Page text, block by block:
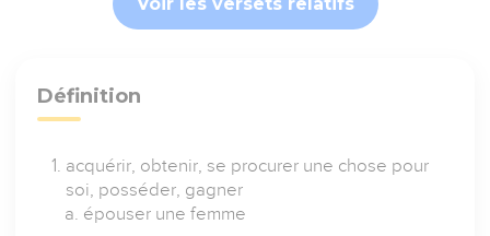
Définition
acquérir, obtenir, se procurer une chose pour
soi, posséder, gagner
épouser une femme